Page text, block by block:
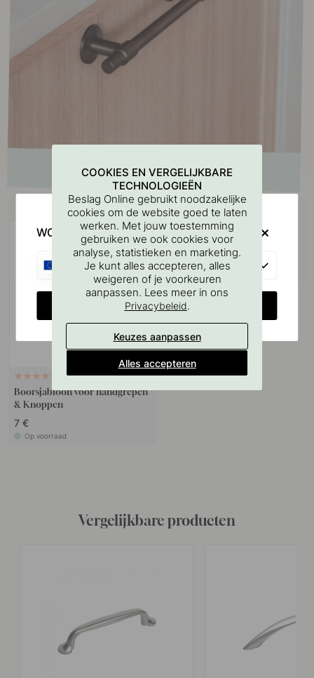
Koop samen met
127
Boorsjabloon voor handgrepen
& Knoppen
7 €
Op voorraad
Vergelijkbare producten
COOKIES EN VERGELIJKBARE
TECHNOLOGIEËN
Beslag Online gebruikt noodzakelijke
cookies om de website goed te laten
werken. Met jouw toestemming
gebruiken we ook cookies voor
analyse, statistieken en marketing.
Je kunt alles accepteren, alles
weigeren of je voorkeuren
aanpassen. Lees meer in ons
Privacybeleid.
Keuzes aanpassen
Alles accepteren
WOULD YOU RATHER VISIT?
CHANGE COUNTRY